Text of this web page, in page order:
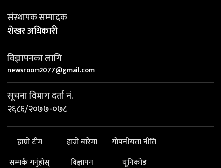
संस्थापक सम्पादक
शेखर अधिकारी
विज्ञापनका लागि
newsroom2077@gmail.com
सूचना विभाग दर्ता नं.
२६८६/२०७७-०७८
हाम्रो टीम हाम्रो बारेमा
गोपनीयता नीति
सम्पर्क गर्नुहोस्
विज्ञापन यूनिकोड